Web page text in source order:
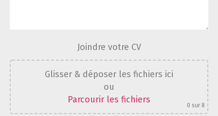
Joindre votre CV
Glisser & déposer les fichiers ici
ou
Parcourir les fichiers
0 sur 8